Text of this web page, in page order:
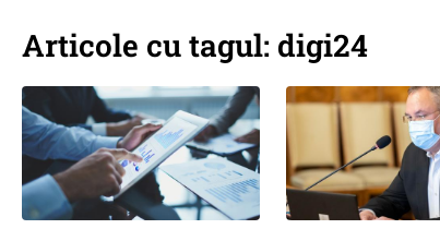
Articole cu tagul: digi24